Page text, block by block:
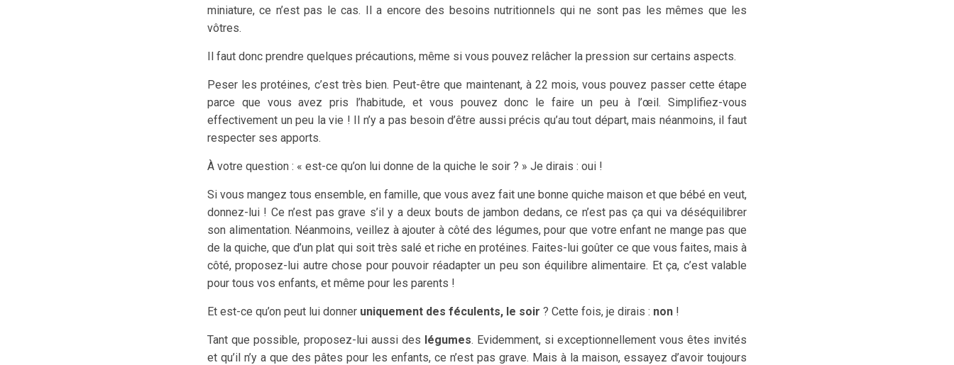
miniature, ce n’est pas le cas. Il a encore des besoins nutritionnels qui ne sont pas les mêmes que les
vôtres.
Il faut donc prendre quelques précautions, même si vous pouvez relâcher la pression sur certains aspects.
Peser les protéines, c’est très bien. Peut-être que maintenant, à 22 mois, vous pouvez passer cette étape
parce que vous avez pris l’habitude, et vous pouvez donc le faire un peu à l’œil. Simplifiez-vous
effectivement un peu la vie ! Il n’y a pas besoin d’être aussi précis qu’au tout départ, mais néanmoins, il faut
respecter ses apports.
À votre question : « est-ce qu’on lui donne de la quiche le soir ? » Je dirais : oui !
Si vous mangez tous ensemble, en famille, que vous avez fait une bonne quiche maison et que bébé en veut,
donnez-lui ! Ce n’est pas grave s’il y a deux bouts de jambon dedans, ce n’est pas ça qui va déséquilibrer
son alimentation. Néanmoins, veillez à ajouter à côté des légumes, pour que votre enfant ne mange pas que
de la quiche, que d’un plat qui soit très salé et riche en protéines. Faites-lui goûter ce que vous faites, mais à
côté, proposez-lui autre chose pour pouvoir réadapter un peu son équilibre alimentaire. Et ça, c’est valable
pour tous vos enfants, et même pour les parents !
Et est-ce qu’on peut lui donner uniquement des féculents, le soir ? Cette fois, je dirais : non !
Tant que possible, proposez-lui aussi des légumes. Evidemment, si exceptionnellement vous êtes invités
et qu’il n’y a que des pâtes pour les enfants, ce n’est pas grave. Mais à la maison, essayez d’avoir toujours